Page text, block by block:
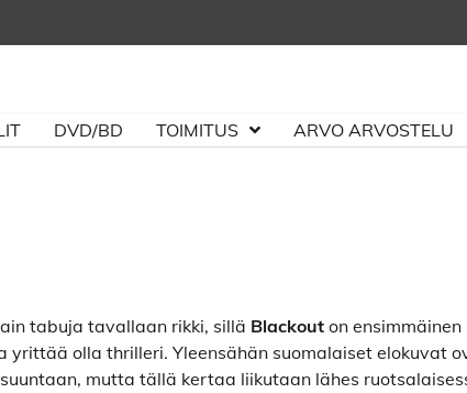
DVD/BD TOIMITUS ARVO ARVOSTELU
tabuja tavallaan rikki, sillä Blackout on ensimmäinen
yrittää olla thrilleri. Yleensähän suomalaiset elokuvat
mutta tällä kertaa liikutaan lähes